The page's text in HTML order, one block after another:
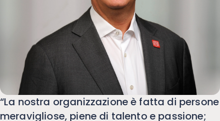
“La nostra organizzazione è fatta di persone
meravigliose, piene di talento e passione;